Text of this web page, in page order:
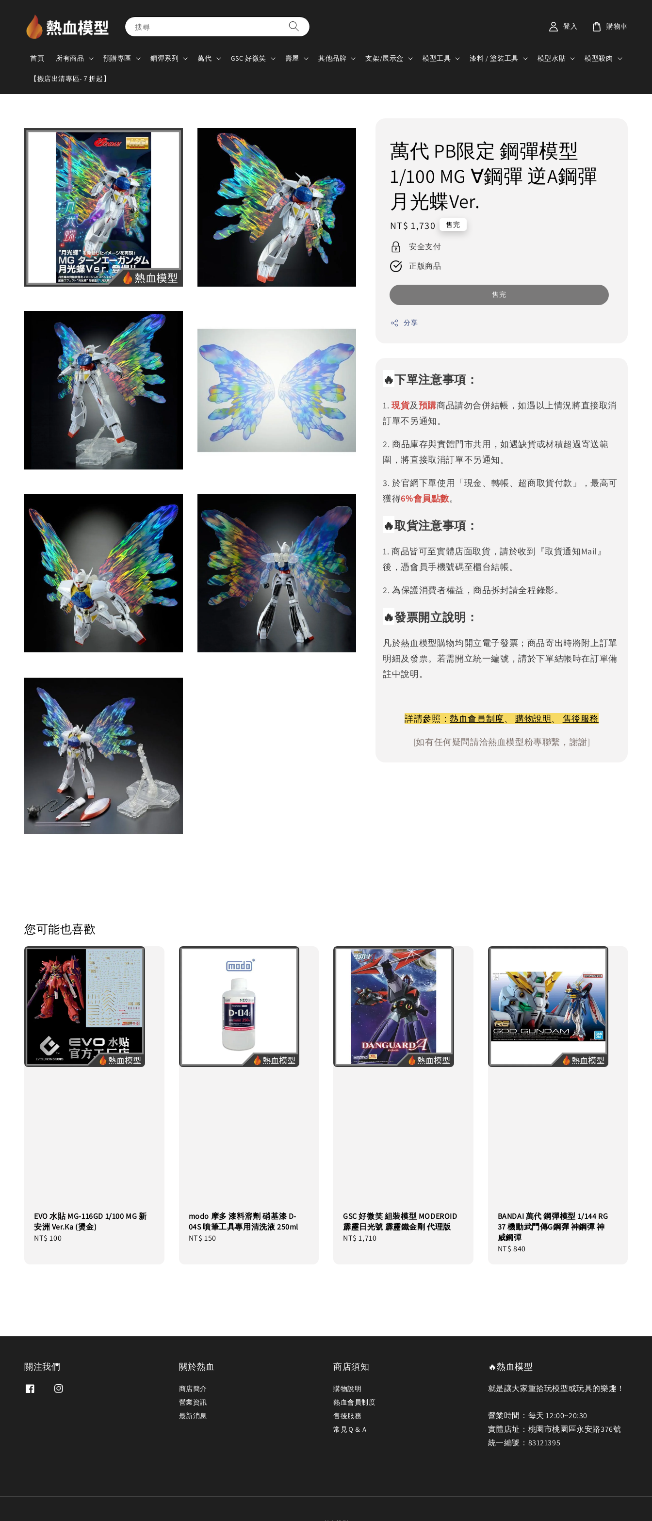
搜尋
首頁 所有商品 預購專區 鋼彈系列 萬代 GSC 好微笑 壽屋 其他品牌 支架/展示盒 模型工具 漆料 / 塗裝工具 模型水貼 模型殺肉
【搬店出清專區-７折起】
登入 購物車
萬代 PB限定 鋼彈模型
1/100 MG ∀鋼彈 逆A鋼彈
月光蝶Ver.
Regular
price
NT$ 1,730 售完
安全支付
正版商品
售完
分享
🔥下單注意事項：
1. 現貨及預購商品請勿合併結帳，如遇以上情況將直接取消
訂單不另通知。
2. 商品庫存與實體門市共用，如遇缺貨或材積超過寄送範
圍，將直接取消訂單不另通知。
3. 於官網下單使用「現金、轉帳、超商取貨付款」，最高可
獲得6%會員點數。
🔥取貨注意事項：
1. 商品皆可至實體店面取貨，請於收到『取貨通知Mail』
後，憑會員手機號碼至櫃台結帳。
2. 為保護消費者權益，商品拆封請全程錄影。
🔥發票開立說明：
凡於熱血模型購物均開立電子發票；商品寄出時將附上訂單
明細及發票。若需開立統一編號，請於下單結帳時在訂單備
註中說明。
詳請參照：熱血會員制度、 購物說明、 售後服務
[如有任何疑問請洽熱血模型粉專聯繫，謝謝]
您可能也喜歡
EVO 水貼 MG-116GD 1/100 MG 新
安洲 Ver.Ka (燙金)
Regular
NT$ 100
modo 摩多 漆料溶劑 硝基漆 D-
04S 噴筆工具專用清洗液 250ml
Regular
NT$ 150
GSC 好微笑 組裝模型 MODEROID
霹靂日光號 霹靂鐵金剛 代理版
Regular
NT$ 1,710
BANDAI 萬代 鋼彈模型 1/144 RG
37 機動武鬥傳G鋼彈 神鋼彈 神
威鋼彈
Regular
NT$ 840
關注我們 關於熱血
商店簡介
營業資訊
最新消息
商店須知
購物說明
熱血會員制度
售後服務
常見Ｑ＆Ａ
🔥熱血模型
就是讓大家重拾玩模型或玩具的樂趣！
營業時間：每天 12:00~20:30
實體店址：桃園市桃園區永安路376號
統一編號：83121395